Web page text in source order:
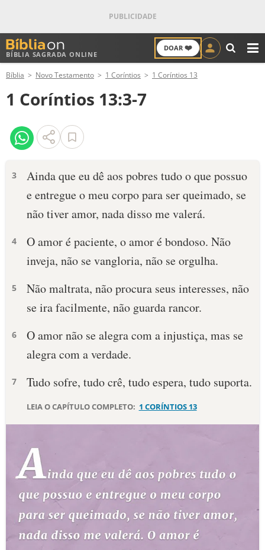
BÍBLIA SAGRADA ONLINE
DOAR ❤️
ANTIGO TESTAMENTO
NOVO TESTAMENTO
VERSÍCULOS
PALAVRA DO DIA
DEVOCIONAL DIÁRIO
10 MANDAMENTOS
ESBOÇOS DE PREGAÇÃO
TEMAS
PERGUNTE À BÍBLIA IA
QUEM SOMOS
LOJA BÍBLIAON
Bíblia Novo Testamento 1 Coríntios 1 Coríntios 13
1 Coríntios 13:3-7
3
Ainda que eu dê aos pobres tudo o que possuo
e entregue o meu corpo para ser queimado, se
não tiver amor, nada disso me valerá.
4
O amor é paciente, o amor é bondoso. Não
inveja, não se vangloria, não se orgulha.
5
Não maltrata, não procura seus interesses, não
se ira facilmente, não guarda rancor.
6
O amor não se alegra com a injustiça, mas se
alegra com a verdade.
7 Tudo sofre, tudo crê, tudo espera, tudo suporta.
LEIA O CAPÍTULO COMPLETO: 1 CORÍNTIOS 13